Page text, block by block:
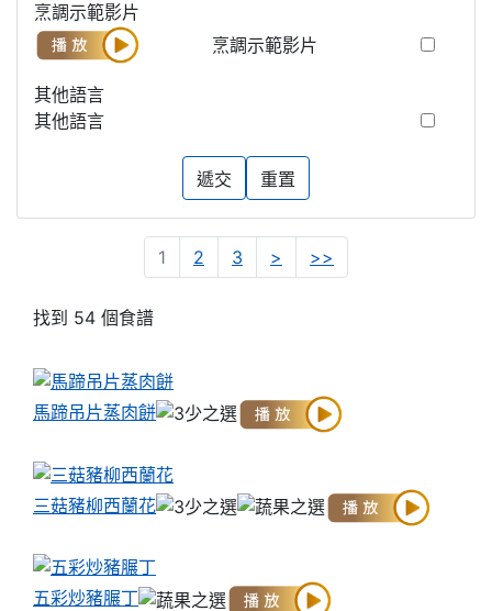
烹調示範影片
烹調示範影片
其他語言
其他語言
遞交 重置
1 2 3 > >>
找到 54 個食譜
馬蹄吊片蒸肉餅
三菇豬柳西蘭花
五彩炒豬𦟌丁